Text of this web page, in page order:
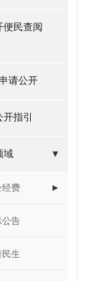
便民查阅
请公开
指引
域
经费
公告
生